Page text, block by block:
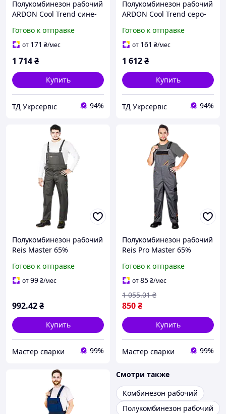
Полукомбинезон рабочий
ARDON Cool Trend сине-
Готово к отправке
от 171 ₴/мес
1 714₴
Купить
ТД Укрсервіс 94%
Полукомбинезон рабочий
ARDON Cool Trend серо-
Готово к отправке
от 161 ₴/мес
1 612₴
Купить
ТД Укрсервіс 94%
Полукомбинезон рабочий
Reis Master 65%
262г/м² SM S (100018735)
62
Готово к отправке
от99₴/мес
992.42₴
Купить
Мастер сварки 99%
Полукомбинезон рабочий
Reis Pro Master 65%
300г/м² PRO-B SBP
(100012249) 60
Готово к отправке
от85₴/мес
850₴
1 055.01 ₴
Купить
Мастер сварки 99%
Смотри также
Комбинезон рабочий
Полукомбинезон рабочий